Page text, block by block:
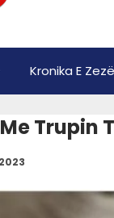
Kronika E Zezë
Trupin